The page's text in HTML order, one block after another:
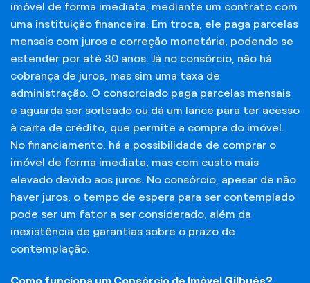
imóvel de forma imediata, mediante um contrato com
uma instituição financeira. Em troca, ele paga parcelas
mensais com juros e correção monetária, podendo se
estender por até 30 anos. Já no consórcio, não há
cobrança de juros, mas sim uma taxa de
administração. O consorciado paga parcelas mensais
e aguarda ser sorteado ou dá um lance para ter acesso
à carta de crédito, que permite a compra do imóvel.
No financiamento, há a possibilidade de comprar o
imóvel de forma imediata, mas com custo mais
elevado devido aos juros. No consórcio, apesar de não
haver juros, o tempo de espera para ser contemplado
pode ser um fator a ser considerado, além da
inexistência de garantias sobre o prazo de
contemplação.